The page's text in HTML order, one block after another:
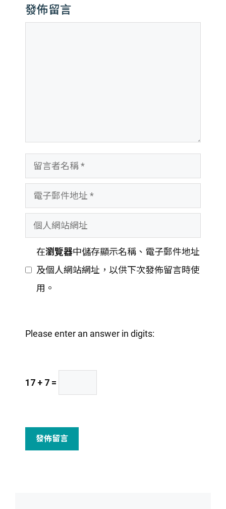
發佈留言
言
名
子
郵
地
人
站
在瀏覽器中儲存顯示名稱、電子郵件地址
及個人網站網址，以供下次發佈留言時使
用。
Please enter an answer in digits:
17 + 7 =